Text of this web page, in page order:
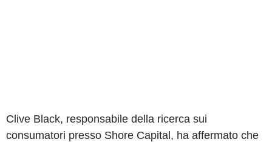
Clive Black, responsabile della ricerca sui
consumatori presso Shore Capital, ha affermato che